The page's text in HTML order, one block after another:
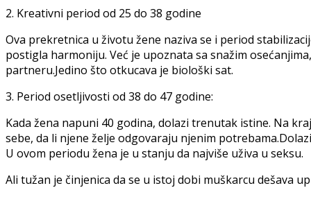
2. Kreativni period od 25 do 38 godine
Ova prekretnica u životu žene naziva se i period
postigla harmoniju. Već je upoznata sa snažim
partneru.Jedino što otkucava je biološki sat.
3. Period osetljivosti od 38 do 47 godine:
Kada žena napuni 40 godina, dolazi trenutak istine. Na
sebe, da li njene želje odgovaraju njenim
U ovom periodu žena je u stanju da najviše uživa u seksu.
Ali tužan je činjenica da se u istoj dobi muškarcu dešava